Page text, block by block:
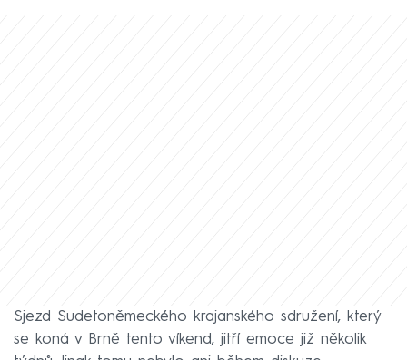
Sjezd Sudetoněmeckého krajanského sdružení, který
se koná v Brně tento víkend, jitří emoce již několik